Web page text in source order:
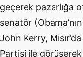
geçerek pazarlığa
senatör
John Kerry,
Partisi ile görüşerek